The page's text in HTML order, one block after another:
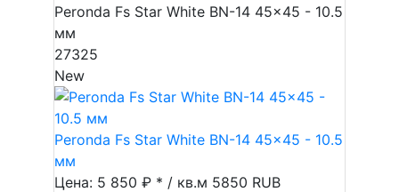
Peronda Fs Star White BN-14 45x45 - 10.5
мм
27325
New
Peronda Fs Star White BN-14 45x45 - 10.5
мм
Цена: 5 850 ₽ * / кв.м 5850 RUB